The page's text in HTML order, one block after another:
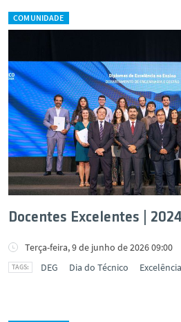
COMUNIDADE
Docentes Excelentes |
Terça-feira, 9 de junho de 2026 09:00
DEG
Dia do Técnico